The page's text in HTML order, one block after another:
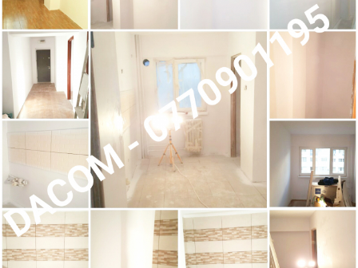
Blocuri
Cabinet Stomatologic
Cladiri Birouri
Fabrici Industriale
Garsoniera
Laborator Medical
Magazin Mall
Penthouse
Resort & Hotel
Restaurante